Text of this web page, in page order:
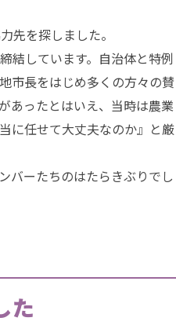
先を探しました。
結しています。自治体と特例
市長をはじめ多くの方々の賛
あったとはいえ、当時は農業
に任せて大丈夫なのか』と厳
バーたちのはたらきぶりでし
た